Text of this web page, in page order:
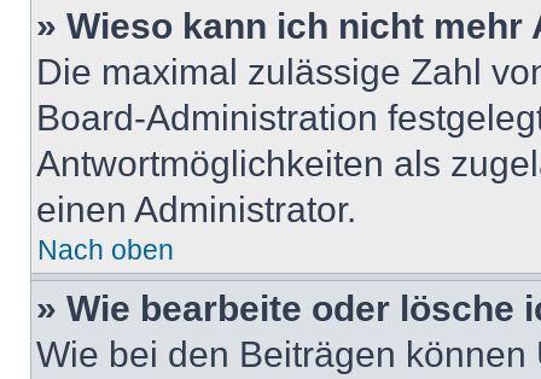
» Wieso kann ich nicht
Die maximal zulässige Zahl
Board-Administration
Antwortmöglichkeiten als
einen Administrator.
Nach oben
» Wie bearbeite oder lösche
Wie bei den Beiträgen